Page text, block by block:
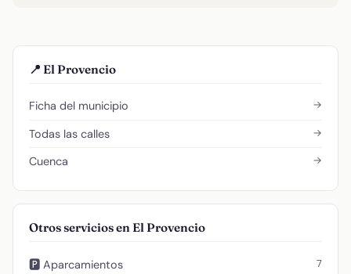
📍 El Provencio
Ficha del municipio →
Todas las calles →
Cuenca →
Otros servicios en El Provencio
🅿️ Aparcamientos 7